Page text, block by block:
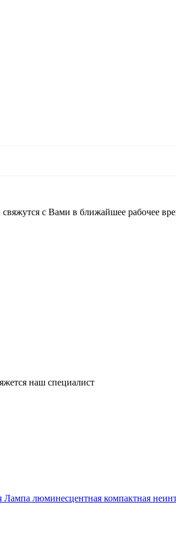
с Вами в ближайшее рабочее
наш специалист
Лампа люминесцентная компактная